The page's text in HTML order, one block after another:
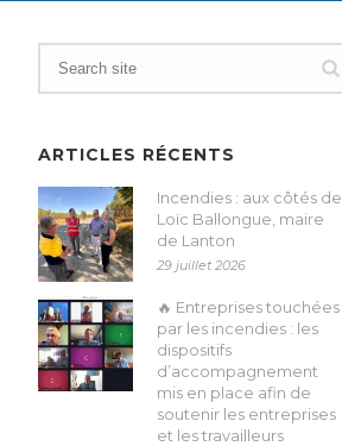
ARTICLES RÉCENTS
Incendies : aux côtés de
Loïc Ballongue, maire
de Lanton
29 juillet 2026
🔥 Entreprises touchées
par les incendies : les
dispositifs
d’accompagnement
mis en place afin de
soutenir les entreprises
et les travailleurs